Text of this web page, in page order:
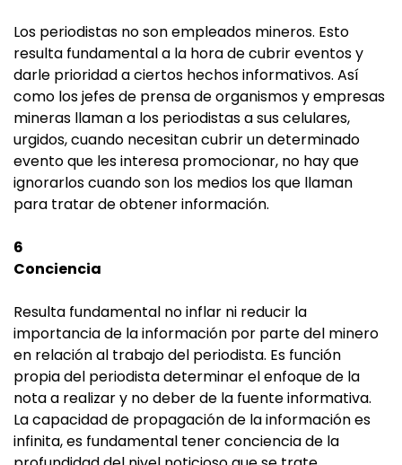
Los periodistas no son empleados mineros. Esto
resulta fundamental a la hora de cubrir eventos y
darle prioridad a ciertos hechos informativos. Así
como los jefes de prensa de organismos y empresas
mineras llaman a los periodistas a sus celulares,
urgidos, cuando necesitan cubrir un determinado
evento que les interesa promocionar, no hay que
ignorarlos cuando son los medios los que llaman
para tratar de obtener información.
6
Conciencia
Resulta fundamental no inflar ni reducir la
importancia de la información por parte del minero
en relación al trabajo del periodista. Es función
propia del periodista determinar el enfoque de la
nota a realizar y no deber de la fuente informativa.
La capacidad de propagación de la información es
infinita, es fundamental tener conciencia de la